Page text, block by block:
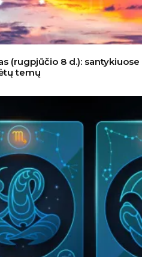
(rugpjūčio 8 d.): santykiuose
temų